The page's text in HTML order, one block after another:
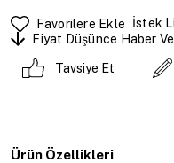
Favorilere Ekle
İstek
Fiyat Düşünce Haber
Tavsiye Et
Ürün Özellikleri